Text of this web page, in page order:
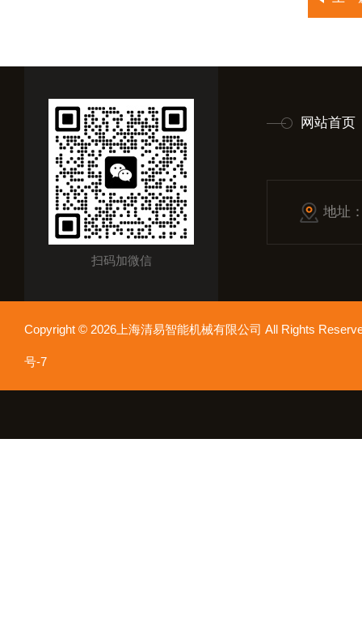
扫码加微信
网站首页
地址
Copyright © 2026上海清易智能机械有限公司 All Rights
号-7